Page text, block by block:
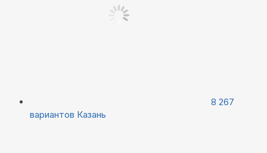
8 267
вариантов Казань